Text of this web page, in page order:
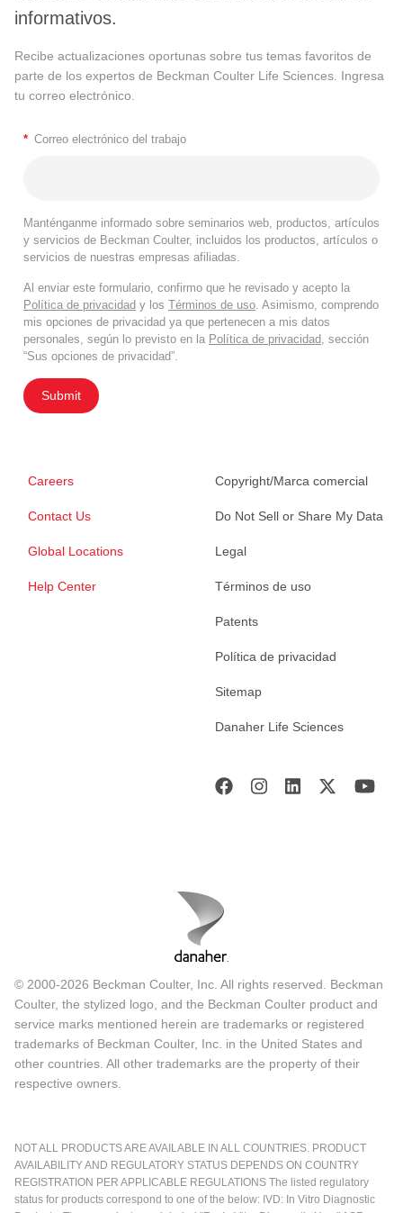
informativos.
Recibe actualizaciones oportunas sobre tus temas favoritos de
parte de los expertos de Beckman Coulter Life Sciences. Ingresa
tu correo electrónico.
* Correo electrónico del trabajo
Manténganme informado sobre seminarios web, productos, artículos
y servicios de Beckman Coulter, incluidos los productos, artículos o
servicios de nuestras empresas afiliadas.
Al enviar este formulario, confirmo que he revisado y acepto la
Política de privacidad y los Términos de uso. Asimismo, comprendo
mis opciones de privacidad ya que pertenecen a mis datos
personales, según lo previsto en la Política de privacidad, sección
“Sus opciones de privacidad”.
Submit
Careers
Contact Us
Global Locations
Help Center
Copyright/Marca comercial
Do Not Sell or Share My Data
Legal
Términos de uso
Patents
Política de privacidad
Sitemap
Danaher Life Sciences
© 2000-2026 Beckman Coulter, Inc. All rights reserved. Beckman
Coulter, the stylized logo, and the Beckman Coulter product and
service marks mentioned herein are trademarks or registered
trademarks of Beckman Coulter, Inc. in the United States and
other countries. All other trademarks are the property of their
respective owners.
NOT ALL PRODUCTS ARE AVAILABLE IN ALL COUNTRIES. PRODUCT
AVAILABILITY AND REGULATORY STATUS DEPENDS ON COUNTRY
REGISTRATION PER APPLICABLE REGULATIONS The listed regulatory
status for products correspond to one of the below: IVD: In Vitro Diagnostic